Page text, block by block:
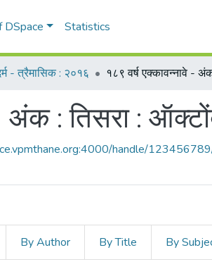
DSpace Statistics
- त्रैमासिक : २०१६
अंक : तिसरा :
handle/
By Author By Title By